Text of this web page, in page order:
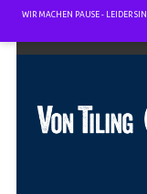
WIR MACHEN PAUSE - LEIDER